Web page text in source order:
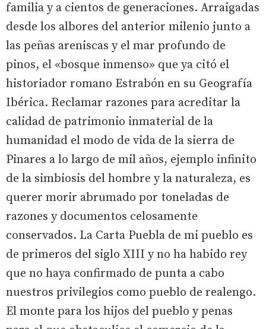
familia y a cientos de generaciones. Arraigadas
desde los albores del anterior milenio junto a
las peñas areniscas y el mar profundo de
pinos, el «bosque inmenso» que ya citó el
historiador romano Estrabón en su Geografía
Ibérica. Reclamar razones para acreditar la
calidad de patrimonio inmaterial de la
humanidad el modo de vida de la sierra de
Pinares a lo largo de mil años, ejemplo infinito
de la simbiosis del hombre y la naturaleza, es
querer morir abrumado por toneladas de
razones y documentos celosamente
conservados. La Carta Puebla de mi pueblo es
de primeros del siglo XIII y no ha habido rey
que no haya confirmado de punta a cabo
nuestros privilegios como pueblo de realengo.
El monte para los hijos del pueblo y penas